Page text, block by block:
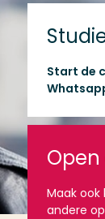
Start de
Maak
andere